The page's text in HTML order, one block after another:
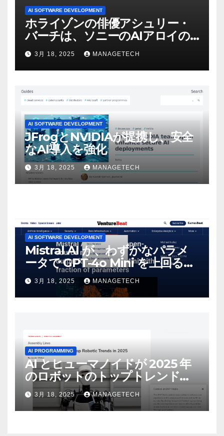
AI SOFTWARE DEVELOPMENT
ホライゾンの俳優アシュリー・
バーチは、ソニーのAIアロイの
ビデオを見て「ゲームパフォー
マンスという芸術形式に不安を
感じた」と語る – IGN
3月 18, 2025 MANAGETECH
AI SOFTWARE DEVELOPMENT
JFrogとNVIDIAが提携し、安全
なAI導入を強化
3月 18, 2025 MANAGETECH
AI SOFTWARE DEVELOPMENT
Mistral AI が、わずかなパラメ
ータで GPT-4o Mini を上回る新
しいオープンソース モデルをリ
リース | VentureBeat
3月 18, 2025 MANAGETECH
AI PROGRAMMING
AI とヒューマノイドが 2025 年
のロボットのトップトレンドに |
ASSEMBLY
3月 18, 2025 MANAGETECH